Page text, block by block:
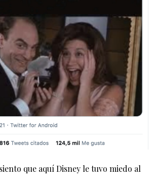
que aquí Disney le tuvo miedo al